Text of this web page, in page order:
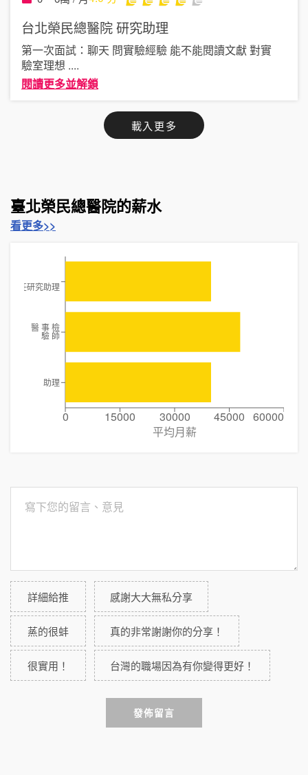
台北榮民總醫院研究助理
第一次面試：聊天 問實驗經驗 能不能閱讀文獻 對實
驗室理想 ....
閱讀更多並解鎖
載入更多
臺北榮民總醫院的薪水
看更多>>
0 15000 30000 45000 60000
平均月薪
專任研究助理
醫 事 檢
驗 師
助理
詳細給推 感謝大大無私分享
蒸的很蚌 真的非常謝謝你的分享！
很實用！ 台灣的職場因為有你變得更好！
發佈留言